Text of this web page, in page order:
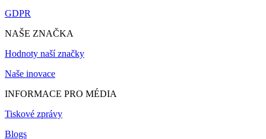
GDPR
NAŠE ZNAČKA
Hodnoty naší značky
Naše inovace
INFORMACE PRO MÉDIA
Tiskové zprávy
Blogs